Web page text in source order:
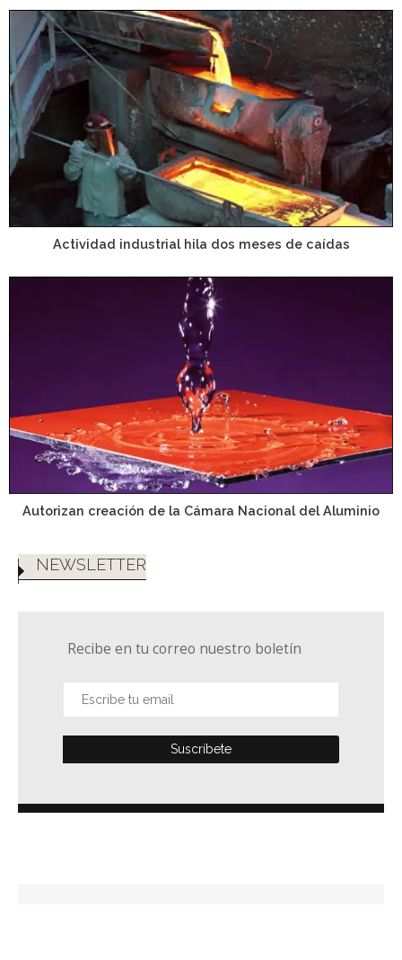
Actividad industrial hila dos meses de caídas
Autorizan creación de la Cámara Nacional del Aluminio
NEWSLETTER
Recibe en tu correo nuestro boletín